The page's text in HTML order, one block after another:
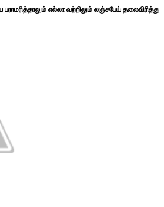
எல்லா வற்றிலும் லஞ்சபேய் தலைவிரித்து